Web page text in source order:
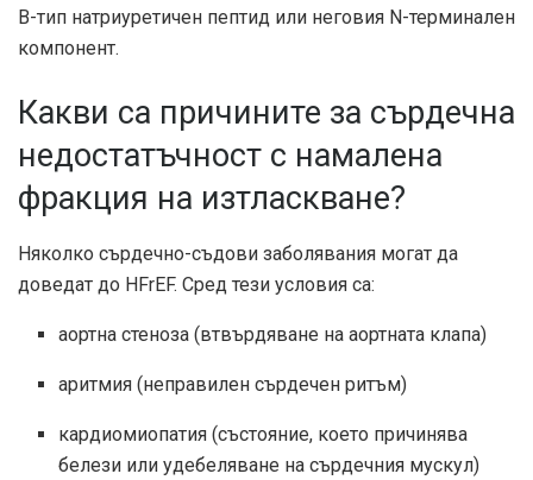
B-тип натриуретичен пептид или неговия N-терминален
компонент.
Какви са причините за сърдечна
недостатъчност с намалена
фракция на изтласкване?
Няколко сърдечно-съдови заболявания могат да
доведат до HFrEF. Сред тези условия са:
аортна стеноза (втвърдяване на аортната клапа)
аритмия (неправилен сърдечен ритъм)
кардиомиопатия (състояние, което причинява
белези или удебеляване на сърдечния мускул)